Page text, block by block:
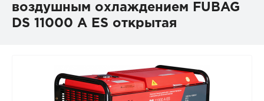
воздушным охлаждением FUBAG
DS 11000 A ES открытая